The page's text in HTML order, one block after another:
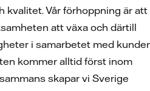
kvalitet. Vår förhoppning är att
att växa och därtill
i samarbetet med kunder
kommer alltid först inom
skapar vi Sverige